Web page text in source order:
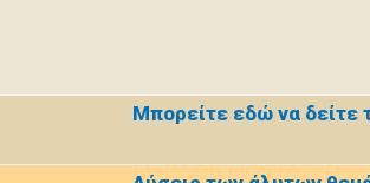
Μπορείτε εδώ να δείτε